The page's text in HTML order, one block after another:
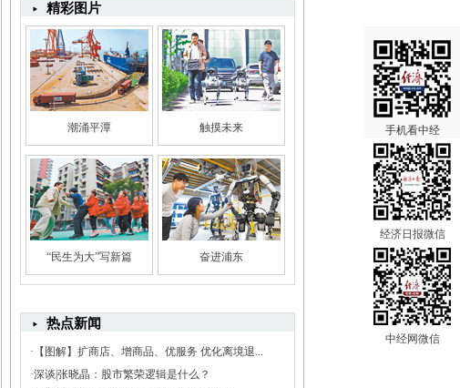
手机看中经
经济日报微信
中经网微信
精彩图片
潮涌平潭 触摸未来
“民生为大”写新篇 奋进浦东
热点新闻
· 【图解】扩商店、增商品、优服务 优化离境退...
·深谈|张晓晶：股市繁荣逻辑是什么？